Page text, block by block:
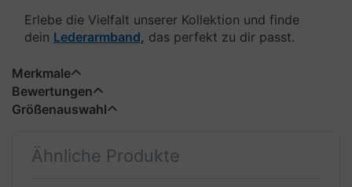
Erlebe die Vielfalt unserer Kollektion und finde
dein Lederarmband, das perfekt zu dir passt.
Merkmale
Bewertungen
Größenauswahl
Ähnliche Produkte